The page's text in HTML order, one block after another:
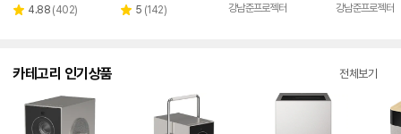
페이
별 4.88 리
(402)
별 5 리
(142)
강남준프로젝터
강남준프로젝터
카테고리 인기상품 전체보기